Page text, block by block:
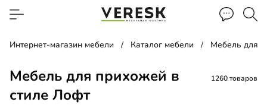
Интернет-магазин мебели Каталог мебели Мебель для
Мебель для прихожей в
стиле Лофт
1260 товаров